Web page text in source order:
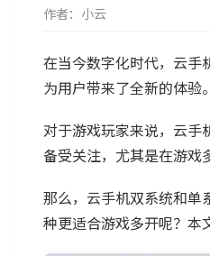
作者：小云
在当今数字化时代，云手
为用户带来了全新的体验。
对于游戏玩家来说，云手
备受关注，尤其是在游戏
那么，云手机双系统和单
种更适合游戏多开呢？本